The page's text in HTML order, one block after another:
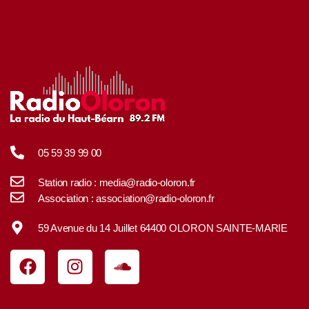
05 59 39 99 00
Station radio : media@radio-oloron.fr
Association : association@radio-oloron.fr
59 Avenue du 14 Juillet 64400 OLORON SAINTE-MARIE